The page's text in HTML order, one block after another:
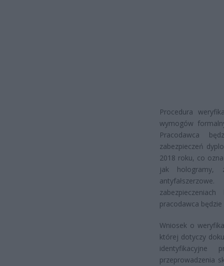
Procedura
wymogów
Pracodawca
zabezpieczeń
2018 roku, co
jak hologramy,
pracodawca
Wniosek o
której dotyczy
identyfikacyjne
przeprowadzenia